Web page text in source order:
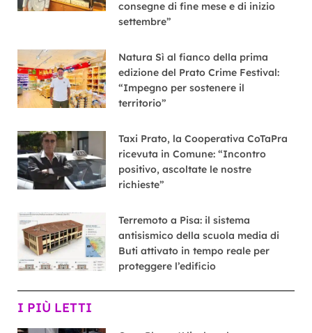
consegne di fine mese e di inizio
settembre”
Natura Sì al fianco della prima
edizione del Prato Crime Festival:
“Impegno per sostenere il
territorio”
Taxi Prato, la Cooperativa CoTaPra
ricevuta in Comune: “Incontro
positivo, ascoltate le nostre
richieste”
Terremoto a Pisa: il sistema
antisismico della scuola media di
Buti attivato in tempo reale per
proteggere l’edificio
I PIÙ LETTI